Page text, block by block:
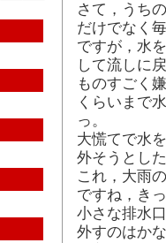
さて，うち
だけでなく
ですが，水
して流しに
ものすごく
くらいまで
っ。
大慌てで水
外そうとし
これ，大雨
ですね，き
小さな排水
外すのはか